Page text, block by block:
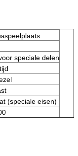
speelplaats
speciale delen
(speciale eisen)